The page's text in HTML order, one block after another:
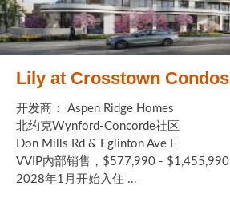
Lily at Crosstown Condos
开发商： Aspen Ridge Homes
北约克Wynford-Concorde社区
Don Mills Rd & Eglinton Ave E
VVIP内部销售，$577,990 - $1,455,990
2028年1月开始入住 ...